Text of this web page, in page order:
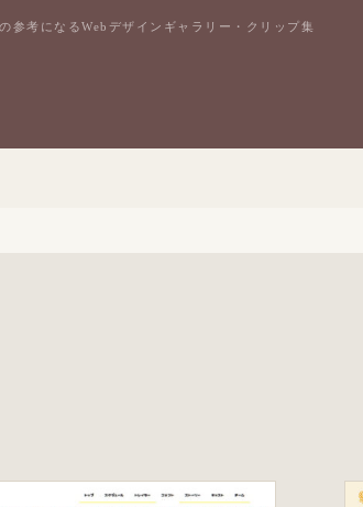
参考になるWebデザインギャラリー・クリップ集